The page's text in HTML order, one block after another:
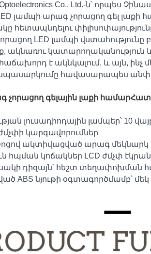
Optoelectronics Co., Ltd.-ն՝
լամպի արագ չորացող գել
հետապնդելու
LED լամպի
ակնառու կատարողականություն
հաճախորդ է ակնկալում, և այն,
հավասարապես
չորացող գելային լաքի համար
լուսադիոդային լամպեր՝ 10
կարգավորումներ
ակտիվացված արագ մեկնարկ
հպման կոճակներ LCD ժմչփ
դիզայն՝ հեշտ տեղափոխման
ABS նյութի օգտագործմամբ՝